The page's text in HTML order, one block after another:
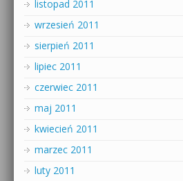
listopad 2011
wrzesień 2011
sierpień 2011
lipiec 2011
czerwiec 2011
maj 2011
kwiecień 2011
marzec 2011
luty 2011